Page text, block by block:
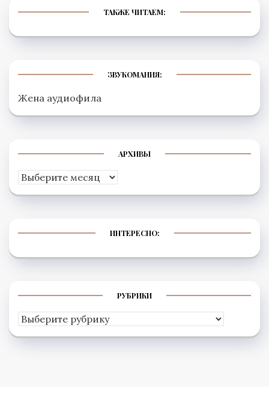
ТАКЖЕ ЧИТАЕМ:
ЗВУКОМАНИЯ:
Жена аудиофила
АРХИВЫ
Архивы
ИНТЕРЕСНО:
РУБРИКИ
Рубрики